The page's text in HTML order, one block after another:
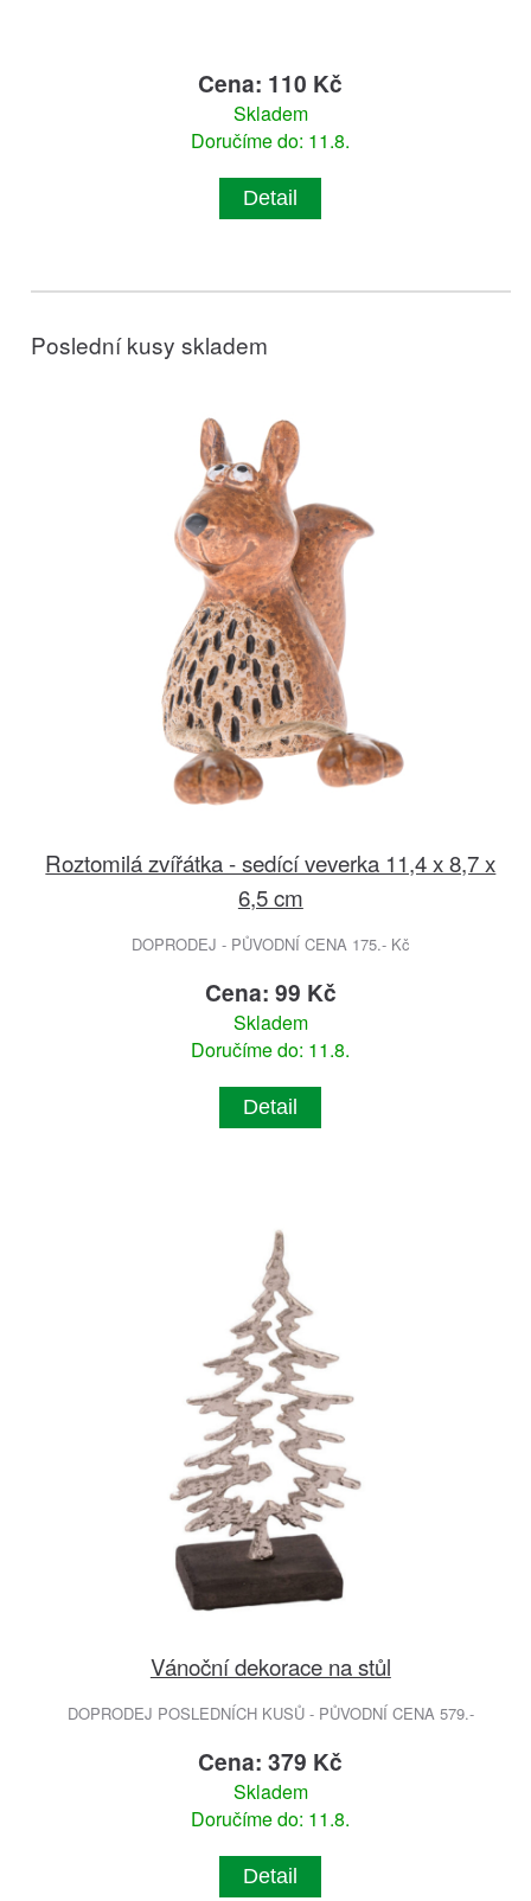
Cena: 110 Kč
Skladem
Doručíme do: 11.8.
Detail
Poslední kusy skladem
Roztomilá zvířátka - sedící veverka 11,4 x 8,7 x
6,5 cm
DOPRODEJ - PŮVODNÍ CENA 175.- Kč
Cena: 99 Kč
Skladem
Doručíme do: 11.8.
Detail
Vánoční dekorace na stůl
DOPRODEJ POSLEDNÍCH KUSŮ - PŮVODNÍ CENA 579.-
Cena: 379 Kč
Skladem
Doručíme do: 11.8.
Detail